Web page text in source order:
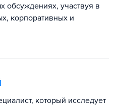
обсуждениях, участвуя в
корпоративных и
который исследует